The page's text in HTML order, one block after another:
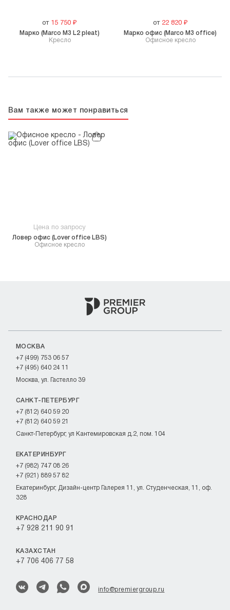
от 15 750 ₽
Кресло
Марко (Marco M3 L2 pleat)
от 22 820₽
Офисное кресло
Марко офис (Marco M3 office)
Вам также может понравиться
Цена по запросу
Офисное кресло
Ловер офис (Lover office LBS)
info@premiergroup.ru
МОСКВА
+7 (499) 753 06 57
+7 (495) 640 24 11
Москва, ул. Гастелло 39
САНКТ-ПЕТЕРБУРГ
+7 (812) 640 59 20
+7 (812) 640 59 21
Санкт-Петербург, ул Кантемировская д.2, пом. 104
ЕКАТЕРИНБУРГ
+7 (982) 747 08 26
+7 (921) 889 57 82
Екатеринбург, Дизайн-центр Галерея 11, ул. Студенческая, 11, оф.
328
КРАСНОДАР
+7 928 211 90 91
КАЗАХСТАН
+7 706 406 77 58